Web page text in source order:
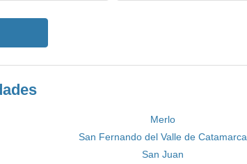
Merlo
San Fernando del Valle de Catamarca
San Juan